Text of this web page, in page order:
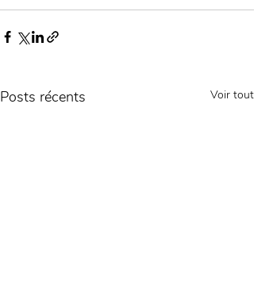
Posts récents Voir tout